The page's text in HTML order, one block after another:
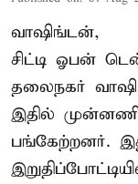
வாஷிங்டன்,
சிட்டி ஓபன்
தலைநகர்
இதில்
பங்கேற்றனர்.